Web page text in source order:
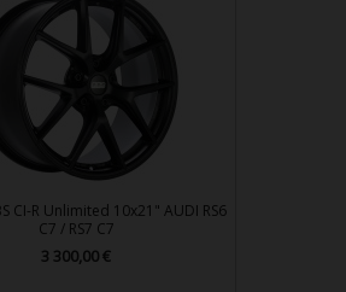
CI-R Unlimited 10x21" AUDI RS6
C7 / RS7 C7
Prix
3 300,00 €